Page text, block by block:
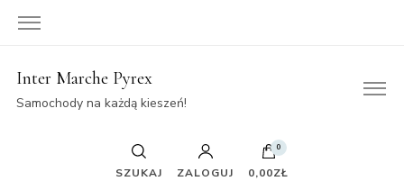
Inter Marche Pyrex
Samochody na każdą kieszeń!
SZUKAJ ZALOGUJ
0
0,00ZŁ